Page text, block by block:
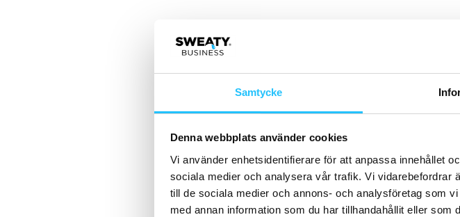
Samtycke
Denna webbplats använder cookies
Vi använder enhetsidentifierare för att anpassa innehållet
sociala medier och analysera vår trafik. Vi vidarebefordrar
till de sociala medier och annons- och analysföretag som
med annan information som du har tillhandahållit eller